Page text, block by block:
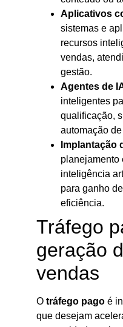
Aplicativos
sistemas e
recursos
vendas,
gestão.
Agentes de
inteligentes
qualificação,
automação
Implantação
planejamento
inteligência
para ganho
eficiência.
Tráfego
geração
vendas
O tráfego pago é
que desejam